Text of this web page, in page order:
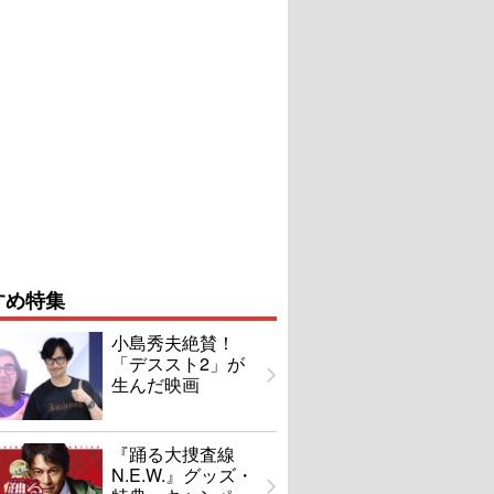
特集
小島秀夫絶賛！
「デススト2」が
生んだ映画
『踊る大捜査線
N.E.W.』グッズ・